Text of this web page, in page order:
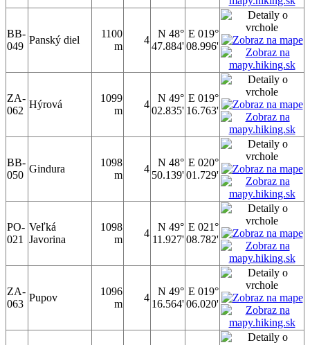
BB-
049
Panský diel
1100
m
4
N 48°
47.884'
E 019°
08.996'
ZA-
062
Hýrová
1099
m
4
N 49°
02.835'
E 019°
16.763'
BB-
050
Gindura
1098
m
4
N 48°
50.139'
E 020°
01.729'
PO-
021
Veľká
Javorina
1098
m
4
N 49°
11.927'
E 021°
08.782'
ZA-
063
Pupov
1096
m
4
N 49°
16.564'
E 019°
06.020'